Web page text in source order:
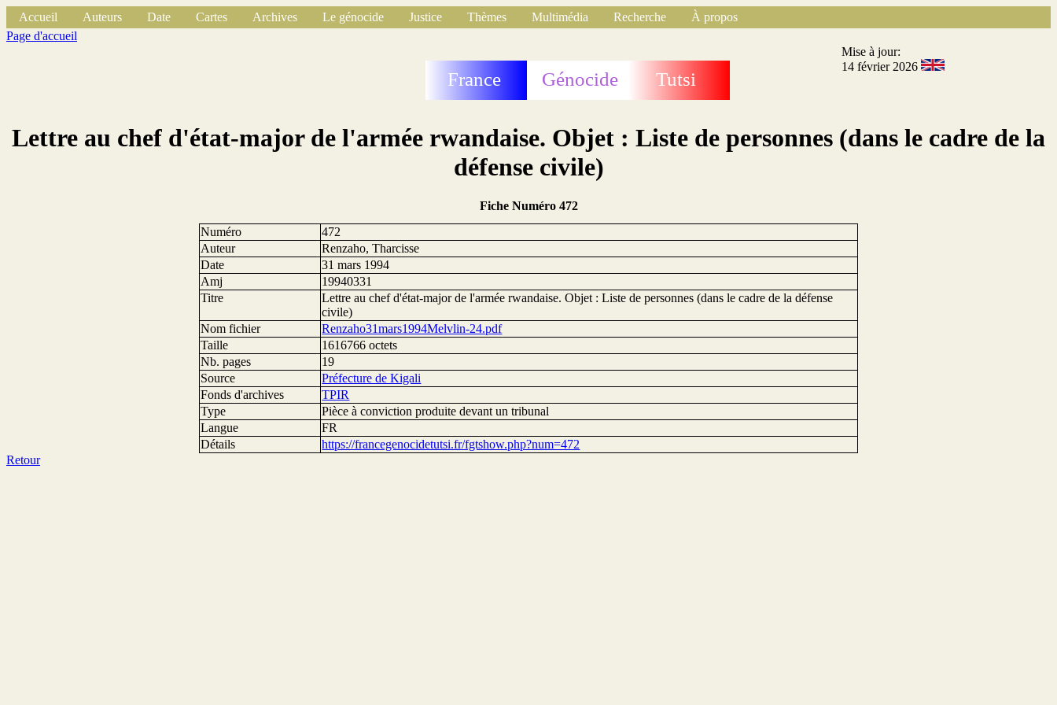
Accueil Auteurs Date Cartes Archives Le génocide Justice Thèmes Multimédia Recherche
À propos
Page d'accueil
France Génocide Tutsi
Mise à jour:
14 février 2026
Lettre au chef d'état-major de l'armée rwandaise. Objet : Liste de personnes (dans le cadre de la
défense civile)
Fiche Numéro 472
Numéro
472
Auteur
Renzaho, Tharcisse
Date
31 mars 1994
Amj
19940331
Titre
Lettre au chef d'état-major de l'armée rwandaise. Objet : Liste de personnes (dans le cadre de la défense
civile)
Nom fichier
Renzaho31mars1994Melvlin-24.pdf
Taille
1616766 octets
Nb. pages
19
Source
Préfecture de Kigali
Fonds d'archives
TPIR
Type
Pièce à conviction produite devant un tribunal
Langue
FR
Détails
https://francegenocidetutsi.fr/fgtshow.php?num=472
Retour